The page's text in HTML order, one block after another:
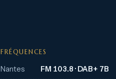
FRÉQUENCES
Nantes FM 103.8 · DAB+ 7B